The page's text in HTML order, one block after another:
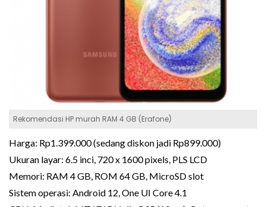
Rekomendasi HP murah RAM 4 GB (Erafone)
Harga: Rp1.399.000 (sedang diskon jadi Rp899.000)
Ukuran layar: 6.5 inci, 720 x 1600 pixels, PLS LCD
Memori: RAM 4 GB, ROM 64 GB, MicroSD slot
Sistem operasi: Android 12, One UI Core 4.1